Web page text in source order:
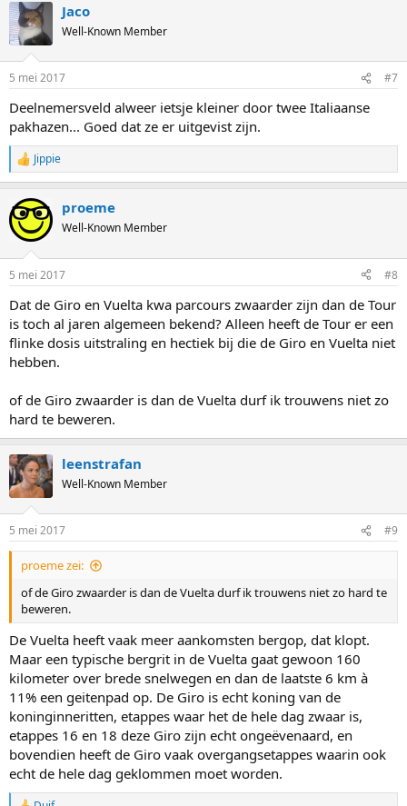
c
t
i
s
Jaco
Well-Known Member
5 mei 2017 #7
Deelnemersveld alweer ietsje kleiner door twee Italiaanse
pakhazen... Goed dat ze er uitgevist zijn.
R
e
c
t
i
s
Jippie
proeme
Well-Known Member
5 mei 2017 #8
Dat de Giro en Vuelta kwa parcours zwaarder zijn dan de Tour
is toch al jaren algemeen bekend? Alleen heeft de Tour er een
flinke dosis uitstraling en hectiek bij die de Giro en Vuelta niet
hebben.
of de Giro zwaarder is dan de Vuelta durf ik trouwens niet zo
hard te beweren.
leenstrafan
Well-Known Member
5 mei 2017 #9
proeme zei:
of de Giro zwaarder is dan de Vuelta durf ik trouwens niet zo hard te
beweren.
De Vuelta heeft vaak meer aankomsten bergop, dat klopt.
Maar een typische bergrit in de Vuelta gaat gewoon 160
kilometer over brede snelwegen en dan de laatste 6 km à
11% een geitenpad op. De Giro is echt koning van de
koninginneritten, etappes waar het de hele dag zwaar is,
etappes 16 en 18 deze Giro zijn echt ongeëvenaard, en
bovendien heeft de Giro vaak overgangsetappes waarin ook
echt de hele dag geklommen moet worden.